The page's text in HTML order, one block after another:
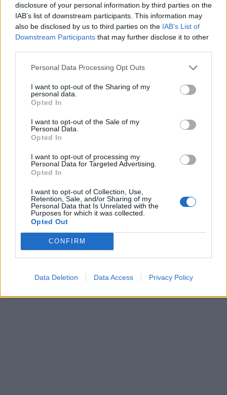
disclosure of your personal information by third parties on the
IAB’s list of downstream participants. This information may
also be disclosed by us to third parties on the IAB’s List of
Downstream Participants that may further disclose it to other
Personal Data Processing Opt Outs
I want to opt-out of the Sharing of my
personal data.
Opted In
I want to opt-out of the Sale of my
Personal Data.
Opted In
I want to opt-out of processing my
Personal Data for Targeted Advertising.
Opted In
I want to opt-out of Collection, Use,
Retention, Sale, and/or Sharing of my
Personal Data that Is Unrelated with the
Purposes for which it was collected.
Opted Out
CONFIRM
Data Deletion Data Access Privacy Policy
De plus, les graisses comme les sucres sont souvent plus
présentes dans nos assiettes que les fruits et légumes
dont vous nous ne nous sommes pourtant pas privés cet
été.
de l’hiver. Selon une étude menée par des chercheurs de
l’Université de l’Alberta (Etats-Unis), en été, la lumière
naturelle empêche nos cellules (adipocytes) de stocker la
graisse (les lipides).
Comment l’expliquer ?
« Quand les longueurs d’onde des rayons émis par le
soleil pénètrent la peau et atteignent les cellules
graisseuses, les gouttelettes lipidiques sont libérées de la
Light, auteur principal.
En hiver, la moindre exposition au soleil, ou même son
éviction, empêche ce mécanisme : nos organismes vont
donc conserver l’ensemble des cellules graisseuses et les
lipides qu’elles contiennent.